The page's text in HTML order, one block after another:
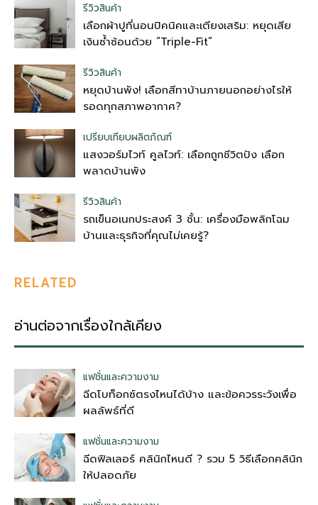
รีวิวสินค้า
เลือกผ้าปูที่นอนปิคนิคและเตียงเสริม: หยุดเสีย
เงินซ้ำซ้อนด้วย “Triple-Fit”
รีวิวสินค้า
หยุดบ้านพัง! เลือกสีทาบ้านภายนอกอย่างไรให้
รอดทุกสภาพอากาศ?
เปรียบเทียบผลิตภัณฑ์
แสงวอร์มไวท์ คูลไวท์: เลือกถูกชีวิตปัง เลือก
พลาดบ้านพัง
รีวิวสินค้า
รถเข็นอเนกประสงค์ 3 ชั้น: เครื่องมือพลิกโฉม
บ้านและธุรกิจที่คุณไม่เคยรู้?
RELATED
อ่านต่อจากเรื่องใกล้เคียง
แฟชั่นและความงาม
ฉีดโบท็อกซ์ตรงไหนได้บ้าง และข้อควรระวังเพื่อ
ผลลัพธ์ที่ดี
แฟชั่นและความงาม
ฉีดฟิลเลอร์ คลินิกไหนดี ? รวม 5 วิธีเลือกคลินิก
ให้ปลอดภัย